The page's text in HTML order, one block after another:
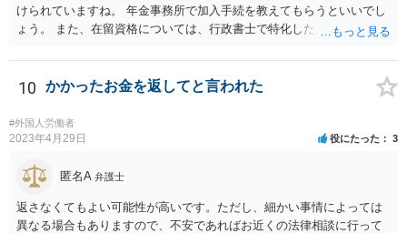
けられていますね。 年金事務所で加入手続を教えてもらうといいでし
ょう。 また、在留資格については、行政書士で特化した人が何人も い
人は少ないですね。
10 かかったお金を返してと言われた
#外国人労働者
2023年4月29日 役にたった 3
匿名A 弁護士
返さなくてもよい可能性が高いです。ただし、細かい事情によっては
異なる場合もありますので、不安であればお近くの法律相談に行って